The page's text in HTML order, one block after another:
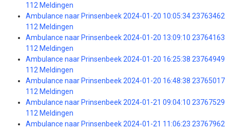
112 Meldingen
Ambulance naar Prinsenbeek 2024-01-20 10:05:34 23763462
112 Meldingen
Ambulance naar Prinsenbeek 2024-01-20 13:09:10 23764163
112 Meldingen
Ambulance naar Prinsenbeek 2024-01-20 16:25:38 23764949
112 Meldingen
Ambulance naar Prinsenbeek 2024-01-20 16:48:38 23765017
112 Meldingen
Ambulance naar Prinsenbeek 2024-01-21 09:04:10 23767529
112 Meldingen
Ambulance naar Prinsenbeek 2024-01-21 11:06:23 23767962